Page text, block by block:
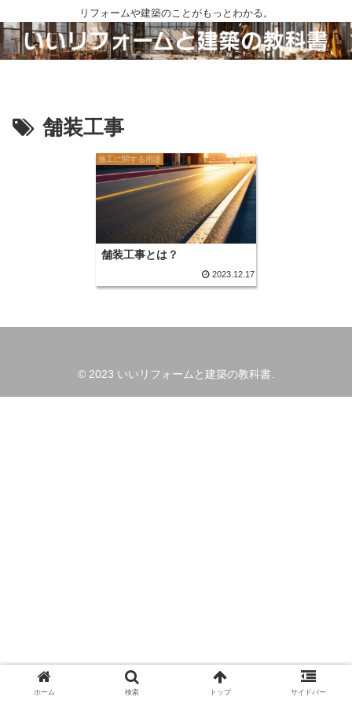
リフォームや建築のことがもっとわかる。
舗装工事
施工に関する用語
舗装工事とは？
2023.12.17
© 2023 いいリフォームと建築の教科書.
ホーム 検索 トップ サイドバー